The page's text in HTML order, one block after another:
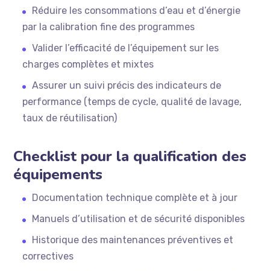
Réduire les consommations d’eau et d’énergie
par la calibration fine des programmes
Valider l’efficacité de l’équipement sur les
charges complètes et mixtes
Assurer un suivi précis des indicateurs de
performance (temps de cycle, qualité de lavage,
taux de réutilisation)
Checklist pour la qualification des
équipements
Documentation technique complète et à jour
Manuels d’utilisation et de sécurité disponibles
Historique des maintenances préventives et
correctives